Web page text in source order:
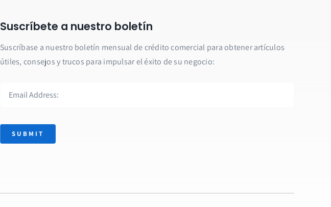
Suscríbete a nuestro boletín
Suscríbase a nuestro boletín mensual de crédito comercial para obtener artículos
útiles, consejos y trucos para impulsar el éxito de su negocio:
SUBMIT